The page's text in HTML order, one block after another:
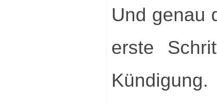
Und genau
erste
Kündigung.